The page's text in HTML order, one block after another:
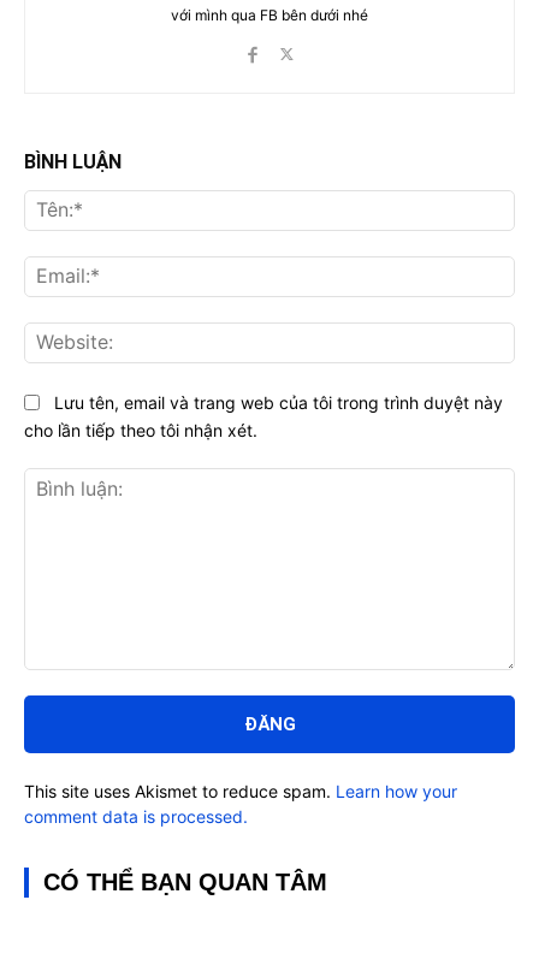
với mình qua FB bên dưới nhé
BÌNH LUẬN
luận:
Lưu tên, email và trang web của tôi trong trình duyệt này
cho lần tiếp theo tôi nhận xét.
This site uses Akismet to reduce spam. Learn how your
comment data is processed.
CÓ THỂ BẠN QUAN TÂM